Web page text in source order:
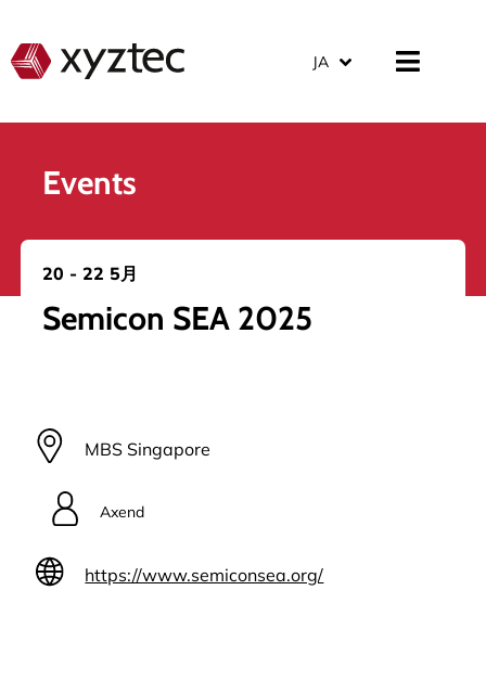
JA
Events
20 - 22 5月
Semicon SEA 2025
MBS Singapore
Axend
https://www.semiconsea.org/